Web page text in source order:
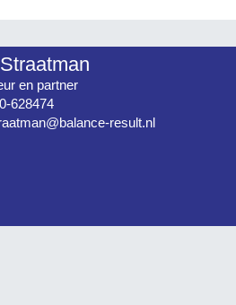
en partner
628474
result.nl